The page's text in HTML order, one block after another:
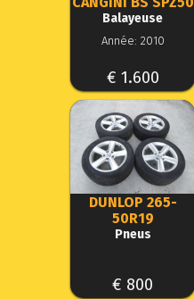
Balayeuse
Année: 2010
€ 1.600
DUNLOP 265-
50R19
Pneus
€ 800